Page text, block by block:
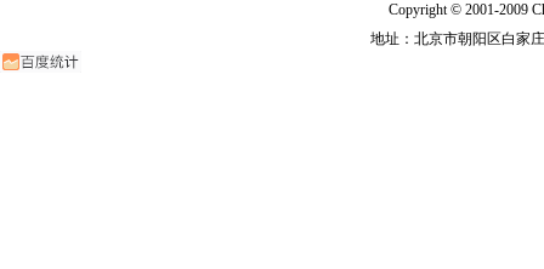
Copyright © 2001-2009
地址：北京市朝阳区白家